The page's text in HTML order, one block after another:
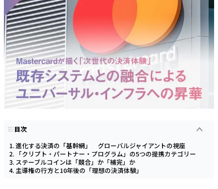
目次
進化する決済の「基幹網」 グローバルジャイアントの視座
「クリプト・パートナー・プログラム」の5つの提携カテゴリー
ステーブルコインは「競合」か「補完」か
主導権の行方と10年後の「理想の決済体験」